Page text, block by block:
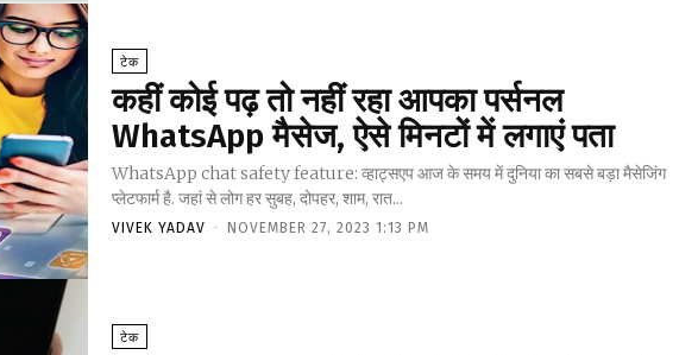
टेक
कहीं कोई पढ़ तो नहीं रहा आपका पर्सनल
WhatsApp मैसेज, ऐसे मिनटों में लगाएं पता
WhatsApp chat safety feature: व्हाट्सएप आज के समय में दुनिया का सबसे बड़ा मैसेजिंग
प्लेटफार्म है. जहां से लोग हर सुबह, दोपहर, शाम, रात...
VIVEK YADAV - NOVEMBER 27, 2023 1:13 PM
टेक